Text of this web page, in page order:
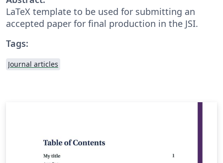
LaTeX template to be used for submitting an
accepted paper for final production in the JSI.
Tags:
Journal articles